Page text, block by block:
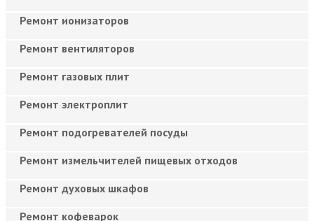
Ремонт ионизаторов
Ремонт вентиляторов
Ремонт газовых плит
Ремонт электроплит
Ремонт подогревателей посуды
Ремонт измельчителей пищевых отходов
Ремонт духовых шкафов
Ремонт кофеварок